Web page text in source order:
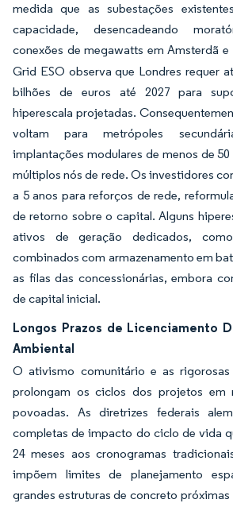
medida que as subestações
capacidade, desencadeando
conexões de megawatts em Amsterdã e
Grid ESO observa que Londres requer
bilhões de euros até 2027 para
hiperescala projetadas.
voltam para metrópoles
implantações modulares de menos de
múltiplos nós de rede. Os investidores
a 5 anos para reforços de rede,
de retorno sobre o capital. Alguns
ativos de geração dedicados,
combinados com armazenamento em
as filas das concessionárias, embora
de capital inicial.
Longos Prazos de Licenciamento
Ambiental
O ativismo comunitário e as rigorosas
prolongam os ciclos dos projetos em
povoadas. As diretrizes federais
completas de impacto do ciclo de vida
24 meses aos cronogramas
impõem limites de planejamento
grandes estruturas de concreto próximas